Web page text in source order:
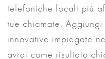
telefoniche locali più
tue chiamate.
innovative impiegate
avrai come risultato